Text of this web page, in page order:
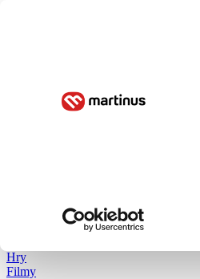
Hry
Filmy